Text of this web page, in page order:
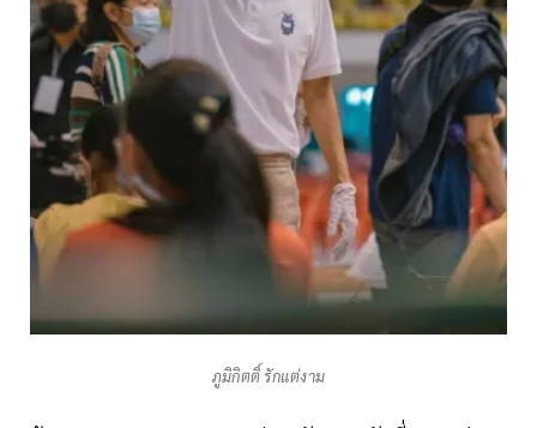
ภูมิกิตติ์ รักแต่งาม